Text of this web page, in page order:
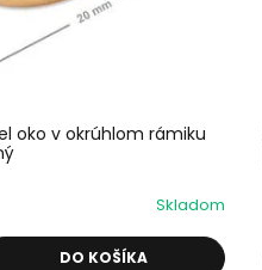
oko v okrúhlom rámiku
Skladom
DO KOŠÍKA